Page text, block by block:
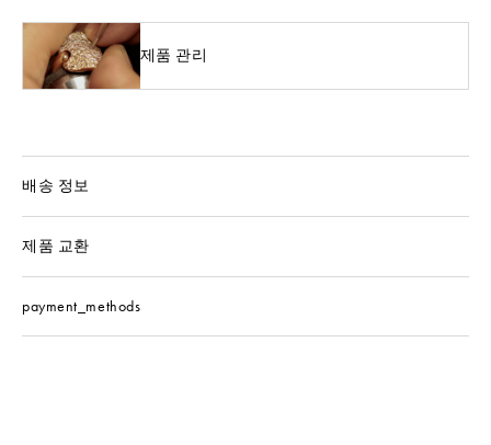
제품 관리
배송 정보
제품 교환
payment_methods